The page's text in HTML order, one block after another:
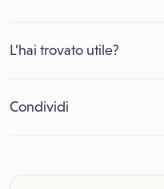
L’hai trovato utile?
Condividi